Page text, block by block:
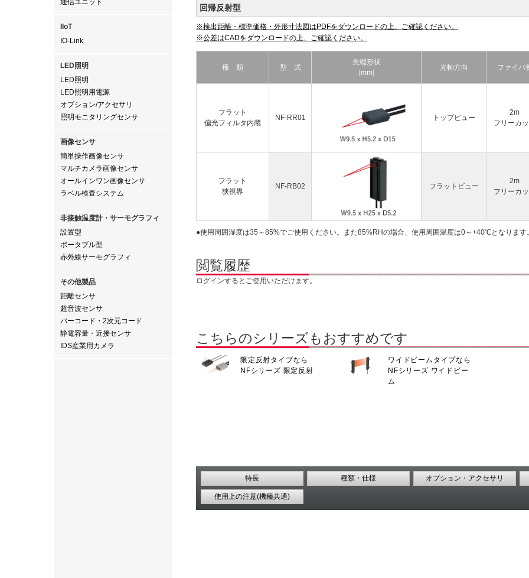
通信ユニット
IIoT
IO-Link
LED照明
LED照明
LED照明用電源
オプション/アクセサリ
照明モニタリングセンサ
画像センサ
簡単操作画像センサ
マルチカメラ画像センサ
オールインワン画像センサ
ラベル検査システム
非接触温度計・サーモグラフィ
設置型
ポータブル型
赤外線サーモグラフィ
その他製品
距離センサ
超音波センサ
バーコード・2次元コード
静電容量・近接センサ
IDS産業用カメラ
回帰反射型
※検出距離・標準価格・外形寸法図はPDFをダウンロードの上、ご確認ください。
※公差はCADをダウンロードの上、ご確認ください。
種 類 型 式
先端形状
[mm]
光軸方向 ファイバ
フラット
偏光フィルタ内蔵
NF-RR01 トップビュー
2m
フリーカ
フラット
狭視界
NF-RB02 フラットビュー
2m
フリーカ
●使用周囲湿度は35～85%でご使用ください。また85%RHの場合、使用周囲温度は0～+40℃となります
閲覧履歴
ログインするとご使用いただけます。
こちらのシリーズもおすすめです
限定反射タイプなら
NFシリーズ 限定反射
ワイドビームタイプなら
NFシリーズ ワイドビー
ム
特長 種類・仕様 オプション・アクセサリ
使用上の注意(機種共通)